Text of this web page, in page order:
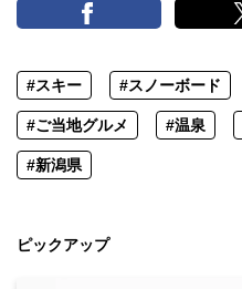
#スキー #スノーボード
#ご当地グルメ #温泉
#新潟県
ピックアップ